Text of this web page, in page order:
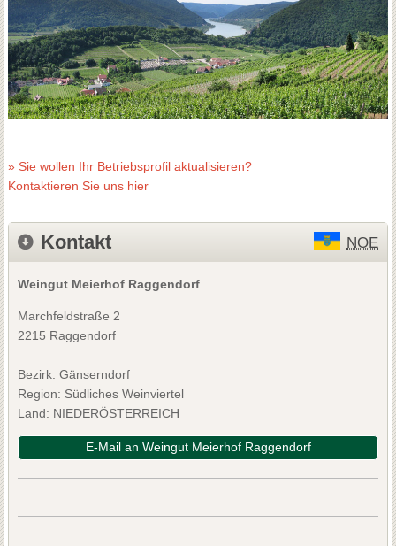
» Sie wollen Ihr Betriebsprofil aktualisieren?
Kontaktieren Sie uns hier
Kontakt NOE
Weingut Meierhof Raggendorf
Marchfeldstraße 2
2215 Raggendorf
Bezirk: Gänserndorf
Region: Südliches Weinviertel
Land: NIEDERÖSTERREICH
E-Mail an Weingut Meierhof Raggendorf